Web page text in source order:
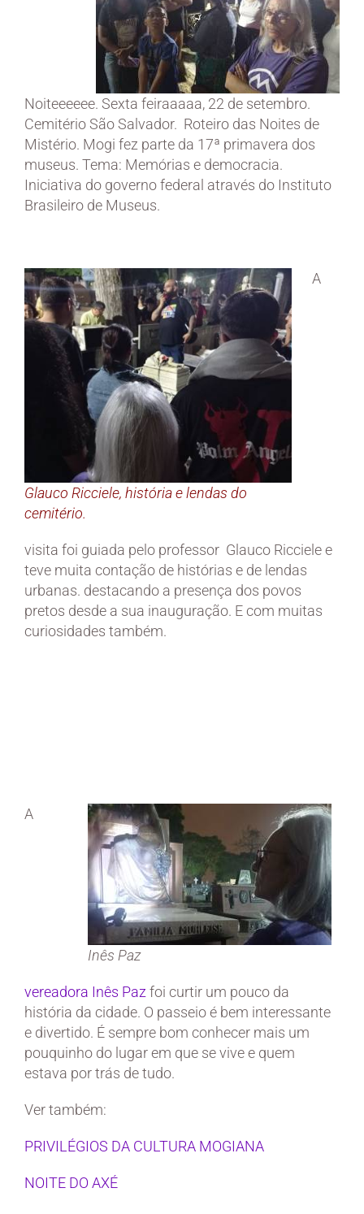
Noiteeeeee. Sexta feiraaaaa, 22 de setembro.
Cemitério São Salvador. Roteiro das Noites de
Mistério. Mogi fez parte da 17ª primavera dos
museus. Tema: Memórias e democracia.
Iniciativa do governo federal através do Instituto
Brasileiro de Museus.
Glauco Ricciele, história e lendas do
cemitério.
A
visita foi guiada pelo professor Glauco Ricciele e
teve muita contação de histórias e de lendas
urbanas. destacando a presença dos povos
pretos desde a sua inauguração. E com muitas
curiosidades também.
Inês Paz
A
vereadora Inês Pazfoi curtir um pouco da
história da cidade. O passeio é bem interessante
e divertido. É sempre bom conhecer mais um
pouquinho do lugar em que se vive e quem
estava por trás de tudo.
Ver também:
PRIVILÉGIOS DA CULTURA MOGIANA
NOITE DO AXÉ